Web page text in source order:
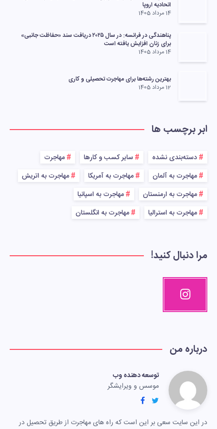
اتحادیه اروپا
14 مرداد 1405
پناهندگی در فرانسه: در سال ۲۰۲۵ دریافت سند «حفاظت جانبی»
برای زنان افزایش یافته است
14 مرداد 1405
بهترین رشته‌ها برای مهاجرت تحصیلی و کاری
12 مرداد 1405
ابر برچسب ها
دسته‌بندی نشده سایر کسب و کارها
مهاجرت
مهاجرت به آلمان
مهاجرت به آمریکا
مهاجرت به اتریش
مهاجرت به ارمنستان
مهاجرت به اسپانیا
مهاجرت به استرالیا
مهاجرت به انگلستان
مرا دنبال کنید!
درباره من
توسعه دهنده وب
موسس و ویرایشگر
در این سایت سعی بر این است که راه های مهاجرت از طریق تحصیل در